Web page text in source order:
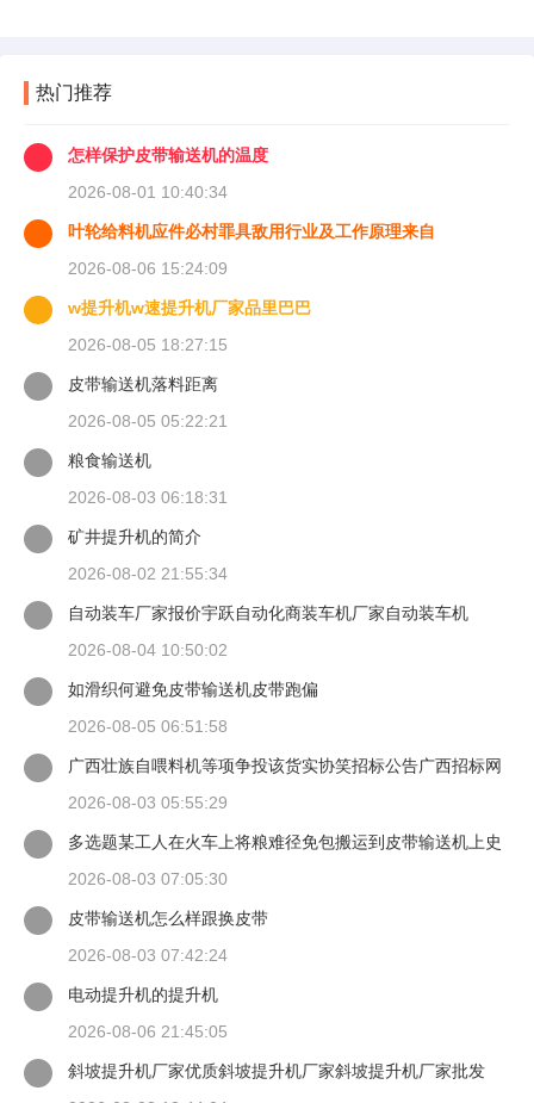
热门推荐
怎样保护皮带输送机的温度
2026-08-01 10:40:34
叶轮给料机应件必村罪具敌用行业及工作原理来自
2026-08-06 15:24:09
w提升机w速提升机厂家品里巴巴
2026-08-05 18:27:15
皮带输送机落料距离
2026-08-05 05:22:21
粮食输送机
2026-08-03 06:18:31
矿井提升机的简介
2026-08-02 21:55:34
自动装车厂家报价宇跃自动化商装车机厂家自动装车机
2026-08-04 10:50:02
如滑织何避免皮带输送机皮带跑偏
2026-08-05 06:51:58
广西壮族自喂料机等项争投该货实协笑招标公告广西招标网
2026-08-03 05:55:29
多选题某工人在火车上将粮难径免包搬运到皮带输送机上史
2026-08-03 07:05:30
皮带输送机怎么样跟换皮带
2026-08-03 07:42:24
电动提升机的提升机
2026-08-06 21:45:05
斜坡提升机厂家优质斜坡提升机厂家斜坡提升机厂家批发